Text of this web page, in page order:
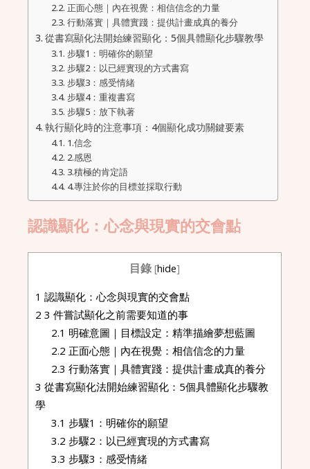
正面心態｜內在視覺：相信信念的力量
行動落實｜具體實踐：提供計畫成真的養分
從書寫顯化法開始練習顯化：5個具體顯化步驟教學
步驟1：明確你的願望
步驟2：以已經實現的方式書寫
步驟3：感受情緒
步驟4：重複書寫
步驟5：放下執著
執行顯化時的注意事項：4個顯化成功關鍵要素
1.信念
2.感恩
3.積極的肯定語
4.專注於你的目標並採取行動
認識顯化：心念與現實的交會點
目錄 [hide]
1 認識顯化：心念與現實的交會點
2 3 件嘗試顯化之前需要知道的事
2.1 明確意圖｜目標設定：精準描繪夢想藍圖
2.2 正面心態｜內在視覺：相信信念的力量
2.3 行動落實｜具體實踐：提供計畫成真的養分
3 從書寫顯化法開始練習顯化：5個具體顯化步驟教
學
3.1 步驟1：明確你的願望
3.2 步驟2：以已經實現的方式書寫
3.3 步驟3：感受情緒